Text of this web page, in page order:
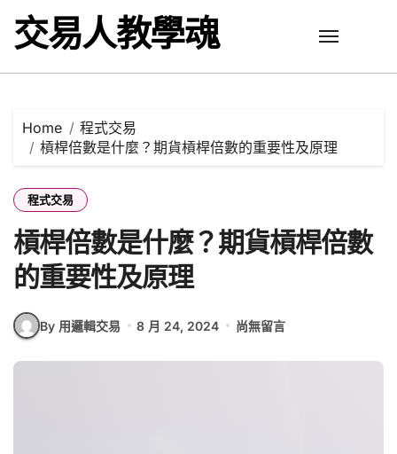
content
交易人教學魂
Home
程式交易
槓桿倍數是什麼？期貨槓桿倍數的重要性及原理
程式交易
槓桿倍數是什麼？期貨槓桿倍數
的重要性及原理
By 用邏輯交易 8 月 24, 2024 尚無留言